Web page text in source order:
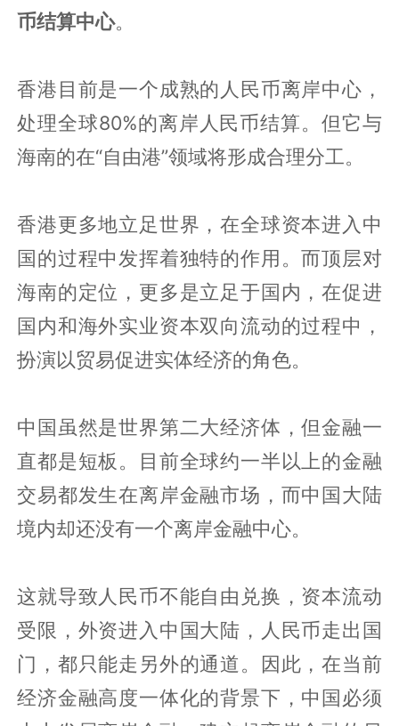
币结算中心。
香港目前是一个成熟的人民币离岸中心，
处理全球80%的离岸人民币结算。但它与
海南的在“自由港”领域将形成合理分工。
香港更多地立足世界，在全球资本进入中
国的过程中发挥着独特的作用。而顶层对
海南的定位，更多是立足于国内，在促进
国内和海外实业资本双向流动的过程中，
扮演以贸易促进实体经济的角色。
中国虽然是世界第二大经济体，但金融一
直都是短板。目前全球约一半以上的金融
交易都发生在离岸金融市场，而中国大陆
境内却还没有一个离岸金融中心。
这就导致人民币不能自由兑换，资本流动
受限，外资进入中国大陆，人民币走出国
门，都只能走另外的通道。因此，在当前
经济金融高度一体化的背景下，中国必须